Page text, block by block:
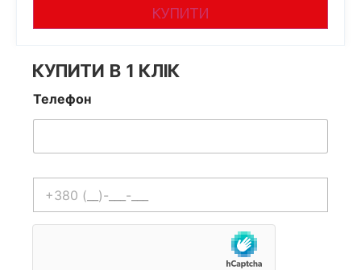
КУПИТИ
КУПИТИ В 1 КЛІК
Телефон